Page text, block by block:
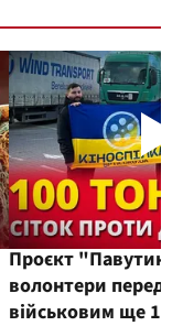
Проєкт
волонтери
військовим ще